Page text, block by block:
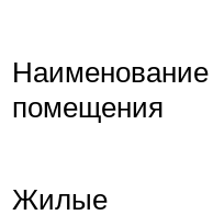
Наименование
помещения
Жилые